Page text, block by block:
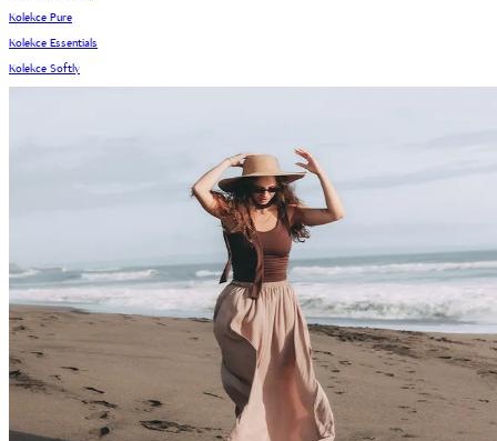
Kolekce Pure
Kolekce Essentials
Kolekce Softly